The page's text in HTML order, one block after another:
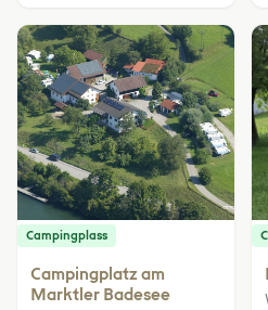
Campingplass
Campingplatz am
Marktler Badesee